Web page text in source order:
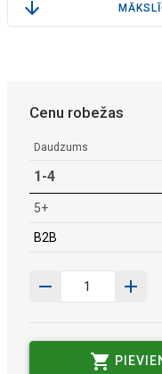
Cenu robežas
Daudzums
1-4
5+
B2B